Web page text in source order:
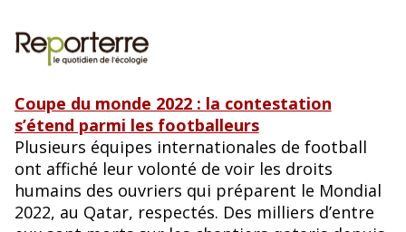
Coupe du monde 2022 : la contestation
s’étend parmi les footballeurs
Plusieurs équipes internationales de football
ont affiché leur volonté de voir les droits
humains des ouvriers qui préparent le Mondial
2022, au Qatar, respectés. Des milliers d’entre